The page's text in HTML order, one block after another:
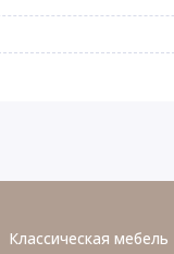
Классическая мебель